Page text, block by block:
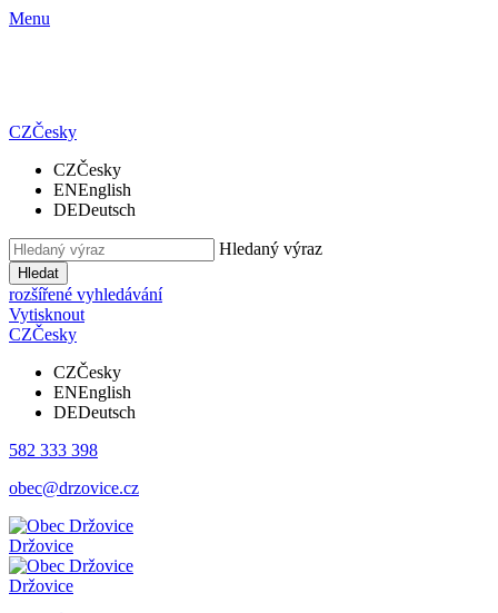
Menu
CZČesky
CZČesky
ENEnglish
DEDeutsch
Hledaný výraz
Hledat
rozšířené vyhledávání
Vytisknout
CZČesky
CZČesky
ENEnglish
DEDeutsch
582 333 398
obec@drzovice.cz
Držovice
Držovice